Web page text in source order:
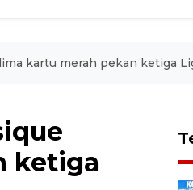
kartu merah pekan ketiga
ketiga